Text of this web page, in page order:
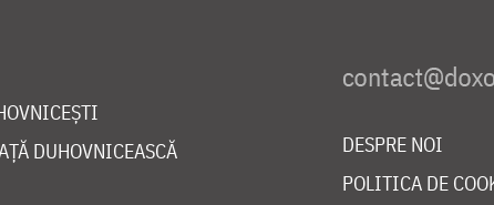
DUHOVNICEASCĂ
DESPRE NOI
POLITICA DE